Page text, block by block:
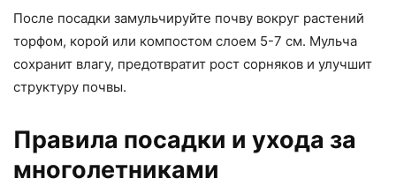
После посадки замульчируйте почву вокруг растений
торфом, корой или компостом слоем 5-7 см. Мульча
сохранит влагу, предотвратит рост сорняков и улучшит
структуру почвы.
Правила посадки и ухода за
многолетниками